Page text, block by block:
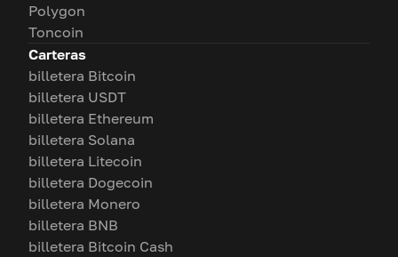
Polygon
Toncoin
Carteras
billetera Bitcoin
billetera USDT
billetera Ethereum
billetera Solana
billetera Litecoin
billetera Dogecoin
billetera Monero
billetera BNB
billetera Bitcoin Cash